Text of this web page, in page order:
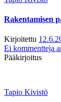
Rakentamisen
Kirjoitettu
Ei kommentteja
Pääkirjoitus
Tapio Kivistö